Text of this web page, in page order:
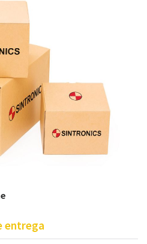
técnico o sustitución
por módulos del propio
entrega